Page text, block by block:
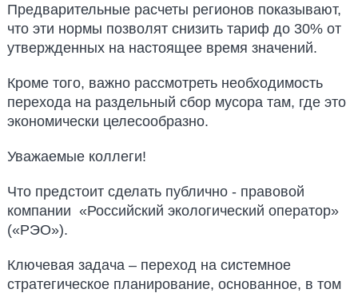
Предварительные расчеты регионов показывают,
что эти нормы позволят снизить тариф до 30% от
утвержденных на настоящее время значений.
Кроме того, важно рассмотреть необходимость
перехода на раздельный сбор мусора там, где это
экономически целесообразно.
Уважаемые коллеги!
Что предстоит сделать публично - правовой
компании «Российский экологический оператор»
(«РЭО»).
Ключевая задача – переход на системное
стратегическое планирование, основанное, в том